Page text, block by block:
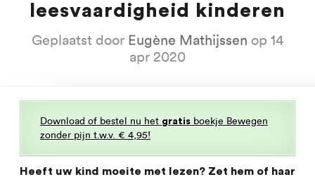
leesvaardigheid kinderen
Geplaatst door Eugène Mathijssen op 14
apr 2020
Download of bestel nu het gratis boekje Bewegen
zonder pijn t.w.v. € 4,95!
Heeft uw kind moeite met lezen? Zet hem of haar